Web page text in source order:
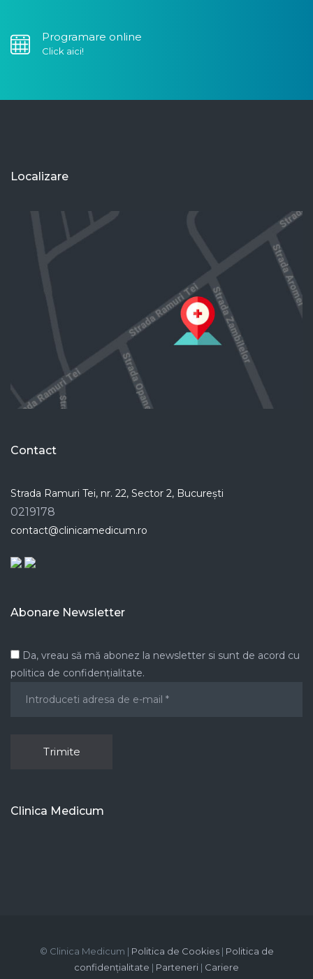
Programare online
Click aici!
Localizare
Contact
Strada Ramuri Tei, nr. 22, Sector 2, București
0219178
contact@clinicamedicum.ro
Abonare Newsletter
Da, vreau să mă abonez la newsletter si sunt de acord cu
politica de confidențialitate.
Clinica Medicum
© Clinica Medicum | Politica de Cookies| Politica de
confidențialitate | Parteneri | Cariere